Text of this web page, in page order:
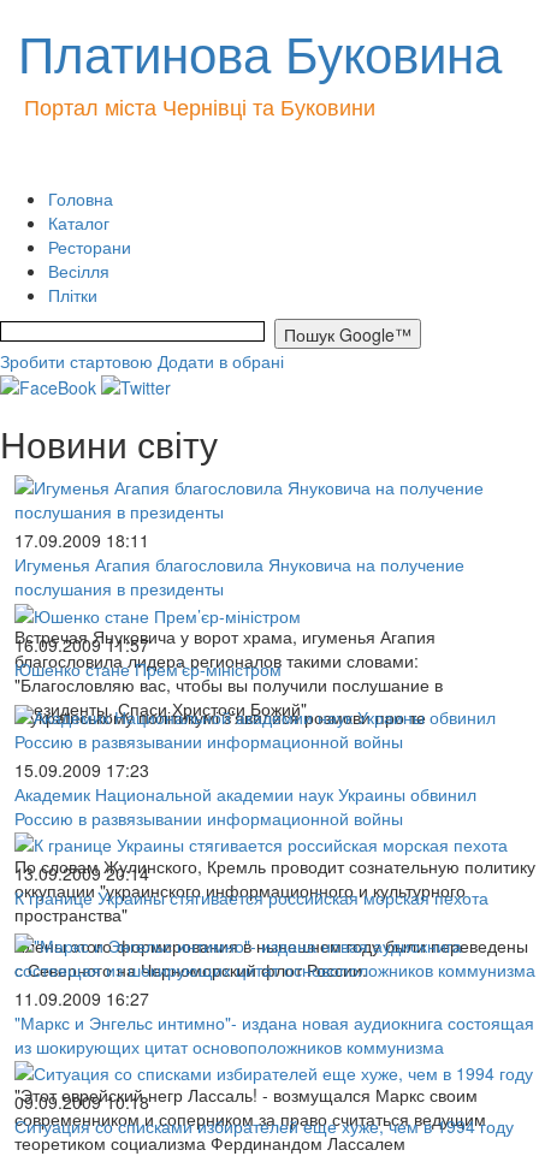
Платинова Буковина
Портал міста Чернівці та Буковини
Головна
Каталог
Ресторани
Весілля
Плітки
Зробити стартовою Додати в обрані
Новини світу
17.09.2009 18:11
Игуменья Агапия благословила Януковича на получение
послушания в президенты
Встречая Януковича у ворот храма, игуменья Агапия
благословила лидера регионалов такими словами:
"Благословляю вас, чтобы вы получили послушание в
президенты. Спаси Христоси Божий"
16.09.2009 11:57
Юшенко стане Прем’єр-міністром
В українському політикумі з’явилися розмови про те
15.09.2009 17:23
Академик Национальной академии наук Украины обвинил
Россию в развязывании информационной войны
По словам Жулинского, Кремль проводит сознательную политику
оккупации "украинского информационного и культурного
пространства"
13.09.2009 20:14
К границе Украины стягивается российская морская пехота
Члены этого формирования в нынешнем году были переведены
с Северного на Черноморский флот России.
11.09.2009 16:27
"Маркс и Энгельс интимно"- издана новая аудиокнига состоящая
из шокирующих цитат основоположников коммунизма
"Этот еврейский негр Лассаль! - возмущался Маркс своим
современником и соперником за право считаться ведущим
теоретиком социализма Фердинандом Лассалем
09.09.2009 10:18
Ситуация со списками избирателей еще хуже, чем в 1994 году